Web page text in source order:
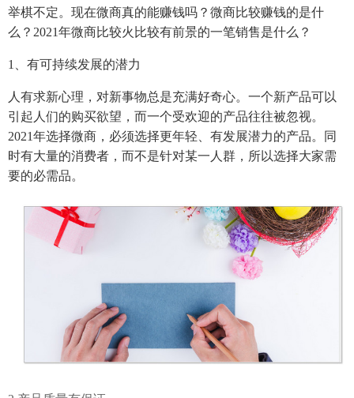
举棋不定。现在微商真的能赚钱吗？微商比较赚钱的是什
么？2021年微商比较火比较有前景的一笔销售是什么？
1、有可持续发展的潜力
人有求新心理，对新事物总是充满好奇心。一个新产品可以
引起人们的购买欲望，而一个受欢迎的产品往往被忽视。
2021年选择微商，必须选择更年轻、有发展潜力的产品。同
时有大量的消费者，而不是针对某一人群，所以选择大家需
要的必需品。